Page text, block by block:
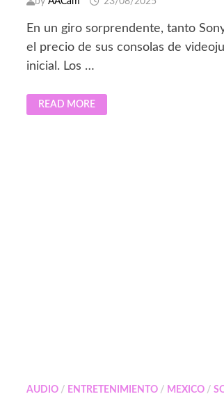
En un giro sorprendente, tanto
el precio de sus consolas de
inicial. Los …
PRECIOS
DE
READ MORE
AUDIO / ENTRETENIMIENTO / MEXICO /